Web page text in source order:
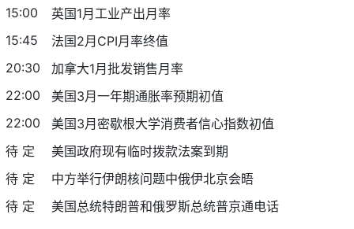
15:00
英国1月工业产出月率
15:45
法国2月CPI月率终值
20:30
加拿大1月批发销售月率
22:00
美国3月一年期通胀率预期初值
22:00
美国3月密歇根大学消费者信心指数初值
待 定
美国政府现有临时拨款法案到期
待 定
中方举行伊朗核问题中俄伊北京会晤
待 定
美国总统特朗普和俄罗斯总统普京通电话